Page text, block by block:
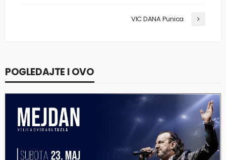
VIC DANA Punica
POGLEDAJTE I OVO